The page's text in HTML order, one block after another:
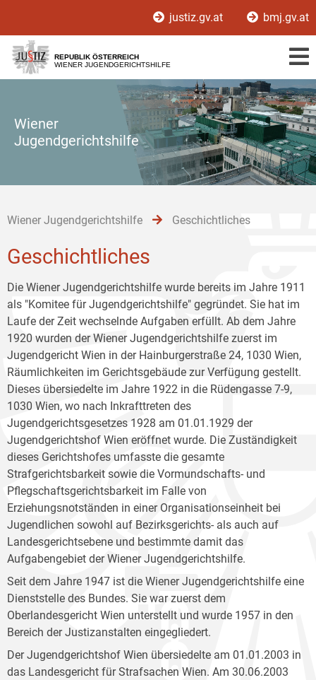
[1]
[2]
[3]
justiz.gv.at bmj.gv.at
REPUBLIK ÖSTERREICH
WIENER JUGENDGERICHTSHILFE
Wiener
Jugendgerichtshilfe
Wiener Jugendgerichtshilfe Geschichtliches
Geschichtliches
Die Wiener Jugendgerichtshilfe wurde bereits im Jahre 1911
als "Komitee für Jugendgerichtshilfe" gegründet. Sie hat im
Laufe der Zeit wechselnde Aufgaben erfüllt. Ab dem Jahre
1920 wurden der Wiener Jugendgerichtshilfe zuerst im
Jugendgericht Wien in der Hainburgerstraße 24, 1030 Wien,
Räumlichkeiten im Gerichtsgebäude zur Verfügung gestellt.
Dieses übersiedelte im Jahre 1922 in die Rüdengasse 7-9,
1030 Wien, wo nach Inkrafttreten des
Jugendgerichtsgesetzes 1928 am 01.01.1929 der
Jugendgerichtshof Wien eröffnet wurde. Die Zuständigkeit
dieses Gerichtshofes umfasste die gesamte
Strafgerichtsbarkeit sowie die Vormundschafts- und
Pflegschaftsgerichtsbarkeit im Falle von
Erziehungsnotständen in einer Organisationseinheit bei
Jugendlichen sowohl auf Bezirksgerichts- als auch auf
Landesgerichtsebene und bestimmte damit das
Aufgabengebiet der Wiener Jugendgerichtshilfe.
Seit dem Jahre 1947 ist die Wiener Jugendgerichtshilfe eine
Dienststelle des Bundes. Sie war zuerst dem
Oberlandesgericht Wien unterstellt und wurde 1957 in den
Bereich der Justizanstalten eingegliedert.
Der Jugendgerichtshof Wien übersiedelte am 01.01.2003 in
das Landesgericht für Strafsachen Wien. Am 30.06.2003